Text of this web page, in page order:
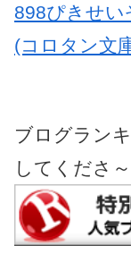
898ぴきせい
(コロタン文
ブログラン
してくださ～